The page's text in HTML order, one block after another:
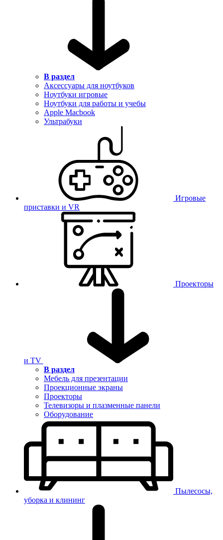
В раздел
Аксессуары для ноутбуков
Ноутбуки игровые
Ноутбуки для работы и учебы
Apple Macbook
Ультрабуки
Игровые
приставки и VR
Проекторы
и TV
В раздел
Мебель для презентации
Проекционные экраны
Проекторы
Телевизоры и плазменные панели
Оборудование
Пылесосы,
уборка и клининг